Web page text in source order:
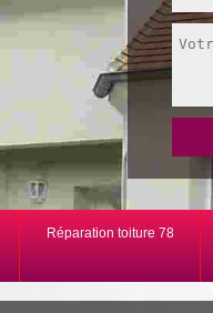
Réparation toiture 78